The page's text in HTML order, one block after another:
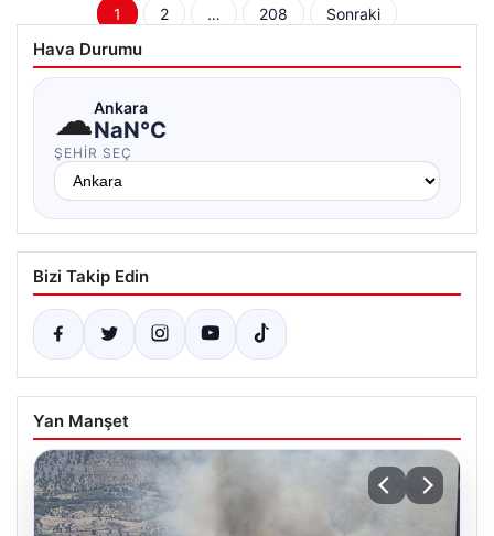
Yazı
sayfalaması
1 2 … 208 Sonraki
Hava Durumu
☁Ankara
NaN°C
ŞEHIR SEÇ
Bizi Takip Edin
Yan Manşet